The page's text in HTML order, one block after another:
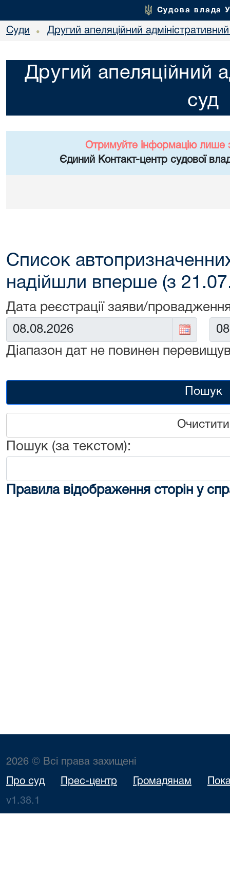
Судова влада
Суди • Другий апеляційний
Другий апеляційний
суд
Отримуйте інформацію лише
Єдиний Контакт-центр судової
Список
надійшли вперше (з
Дата реєстрації заяви/
Від: До:
Діапазон дат не повинен
Пошук
Очистити
Пошук (за текстом):
Правила відображення сторін у
2026 © Всі права захищені
Про суд Прес-центр Громадянам
v1.38.1